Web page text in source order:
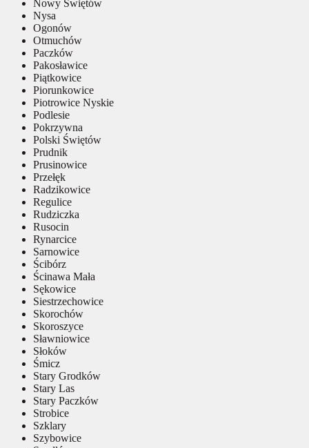
Nowy Świętów
Nysa
Ogonów
Otmuchów
Paczków
Pakosławice
Piątkowice
Piorunkowice
Piotrowice Nyskie
Podlesie
Pokrzywna
Polski Świętów
Prudnik
Prusinowice
Przełęk
Radzikowice
Regulice
Rudziczka
Rusocin
Rynarcice
Sarnowice
Ścibórz
Ścinawa Mała
Sękowice
Siestrzechowice
Skorochów
Skoroszyce
Sławniowice
Słoków
Śmicz
Stary Grodków
Stary Las
Stary Paczków
Strobice
Szklary
Szybowice